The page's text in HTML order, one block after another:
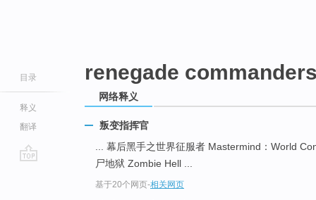
目录
释义
翻译
renegade
网络释义
叛变指挥官
... 幕后黑手之世界征服者 Mastermind：World
尸地狱 Zombie Hell ...
基于20个网页-相关网页